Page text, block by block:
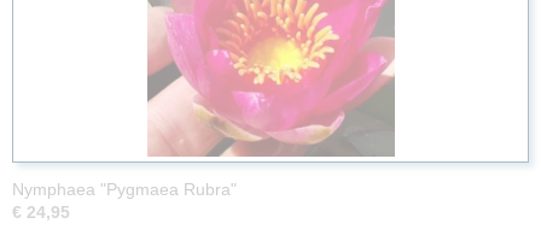
Nymphaea "Pygmaea Rubra"
€ 24,95